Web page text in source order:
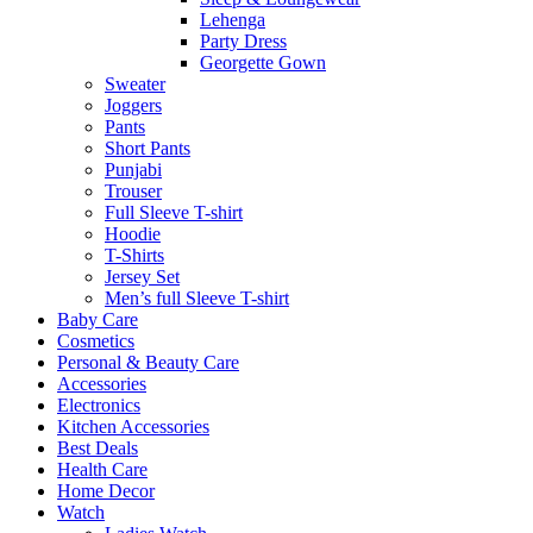
Lehenga
Party Dress
Georgette Gown
Sweater
Joggers
Pants
Short Pants
Punjabi
Trouser
Full Sleeve T-shirt
Hoodie
T-Shirts
Jersey Set
Men’s full Sleeve T-shirt
Baby Care
Cosmetics
Personal & Beauty Care
Accessories
Electronics
Kitchen Accessories
Best Deals
Health Care
Home Decor
Watch